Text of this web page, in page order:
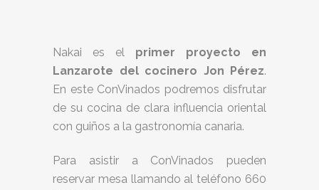
Nakai es el primer proyecto en
Lanzarote del cocinero Jon Pérez.
En este ConVinados podremos disfrutar
de su cocina de clara influencia oriental
con guiños a la gastronomía canaria.
Para asistir a ConVinados pueden
reservar mesa llamando al teléfono 660